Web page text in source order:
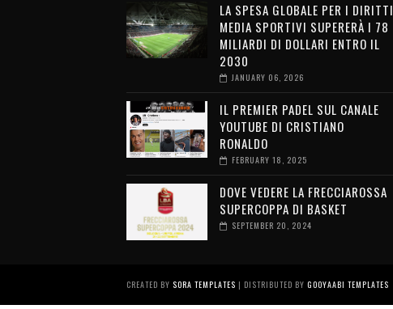
LA SPESA GLOBALE PER I DIRITTI
MEDIA SPORTIVI SUPERERÀ I 78
MILIARDI DI DOLLARI ENTRO IL
2030
JANUARY 06, 2026
IL PREMIER PADEL SUL CANALE
YOUTUBE DI CRISTIANO
RONALDO
FEBRUARY 18, 2025
DOVE VEDERE LA FRECCIAROSSA
SUPERCOPPA DI BASKET
SEPTEMBER 20, 2024
CREATED BY SORA TEMPLATES | DISTRIBUTED BY GOOYAABI TEMPLATES